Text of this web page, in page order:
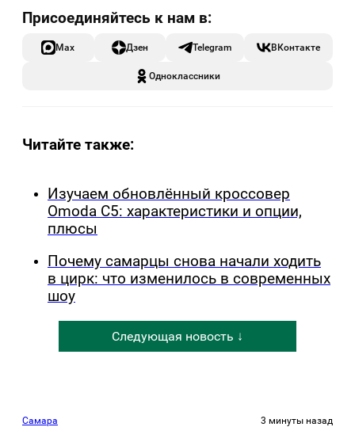
Max Дзен Telegram ВКонтакте
Одноклассники
Читайте также:
Изучаем обновлённый кроссовер
Omoda C5: характеристики и опции,
плюсы
Почему самарцы снова начали ходить
в цирк: что изменилось в современных
шоу
Следующая новость ↓
Самара 3 минуты назад